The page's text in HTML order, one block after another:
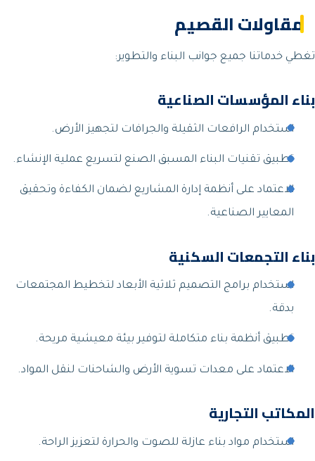
مقاولات القصيم
تغطي خدماتنا جميع جوانب البناء والتطوير:
بناء المؤسسات الصناعية
استخدام الرافعات الثقيلة والجرافات لتجهيز الأرض.
تطبيق تقنيات البناء المسبق الصنع لتسريع عملية الإنشاء.
الاعتماد على أنظمة إدارة المشاريع لضمان الكفاءة وتحقيق
المعايير الصناعية.
بناء التجمعات السكنية
استخدام برامج التصميم ثلاثية الأبعاد لتخطيط المجتمعات
بدقة.
تطبيق أنظمة بناء متكاملة لتوفير بيئة معيشية مريحة.
الاعتماد على معدات تسوية الأرض والشاحنات لنقل المواد.
المكاتب التجارية
استخدام مواد بناء عازلة للصوت والحرارة لتعزيز الراحة.